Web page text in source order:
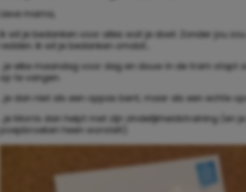
Lieve mama,
Ik wil je bedanken voor alles wat je doet. Zonder jou
redden. Ik wil je bedanken omdat…
…je elke maandag voor dag en douw in de tram stapt
op te vangen.
…je dan niet als een oppas bent, maar als een echte
…je Morris dan helpt met zijn zindelijkheidstraining (en
poepbroeken heen worstelt).